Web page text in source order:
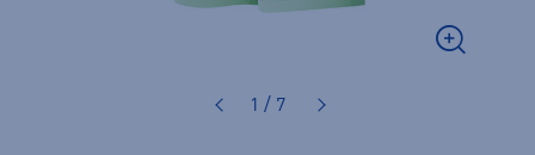
1 / 7